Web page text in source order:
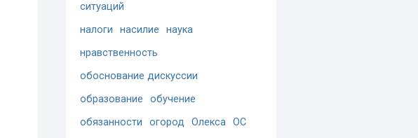
ситуаций
налоги
насилие
наука
нравственность
обоснование дискуссии
образование
обучение
обязанности
огород Олекса ОС